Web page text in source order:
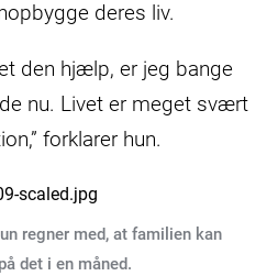
deres liv.
den hjælp, er jeg bange
nu. Livet er meget svært
forklarer hun.
regner med, at familien kan
det i en måned.